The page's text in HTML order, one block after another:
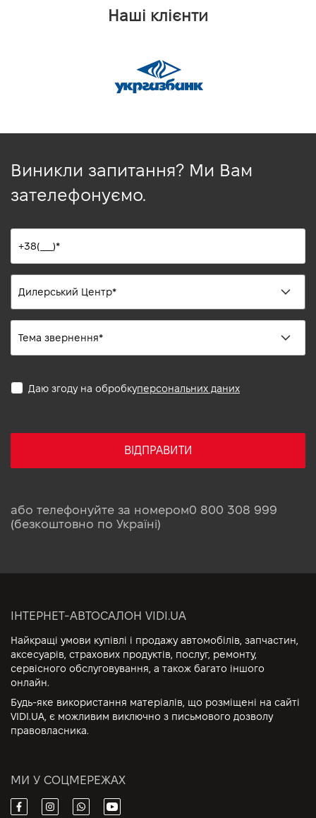
Наші клієнти
Виникли запитання? Ми Вам
зателефонуємо.
Даю згоду на обробкуперсональних даних
ВІДПРАВИТИ
або телефонуйте за номером0 800 308 999
(безкоштовно по Україні)
ІНТЕРНЕТ-АВТОСАЛОН VIDI.UA
Найкращі умови купівлі і продажу автомобілів, запчастин,
аксесуарів, страхових продуктів, послуг, ремонту,
сервісного обслуговування, а також багато іншого
онлайн.
Будь-яке використання матеріалів, що розміщені на сайті
VIDI.UA, є можливим виключно з письмового дозволу
правовласника.
МИ У СОЦМЕРЕЖАХ